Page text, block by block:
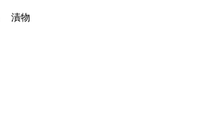
漬物